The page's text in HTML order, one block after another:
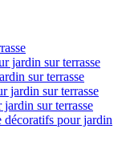
jardin sur terrasse
sur terrasse
jardin sur terrasse
sur terrasse
décoratifs pour jardin